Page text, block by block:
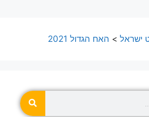
ישראל > האח הגדול 2021